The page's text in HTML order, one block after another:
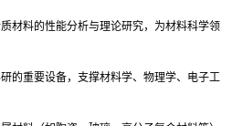
材料的性能分析与理论研究，为材料科学领
的重要设备，支撑材料学、物理学、电子工